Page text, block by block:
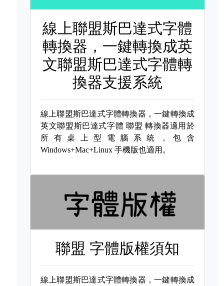
線上聯盟斯巴達式字體
轉換器，一鍵轉換成英
文聯盟斯巴達式字體轉
換器支援系統
線上聯盟斯巴達式字體轉換器，一鍵轉換成
英文聯盟斯巴達式字體 聯盟 轉換器適用於
所有桌上型電腦系統，包含
Windows+Mac+Linux 手機版也適用。
聯盟 字體版權須知
線上聯盟斯巴達式字體轉換器，一鍵轉換成